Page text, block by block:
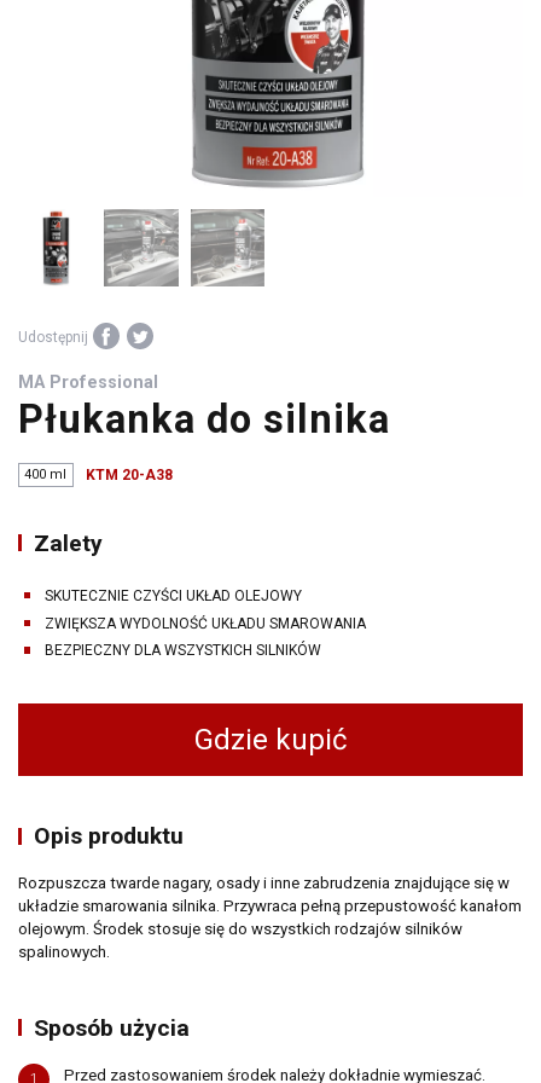
warsztatowe
Udostępnij
MA Professional
Płukanka do silnika
400 ml KTM 20-A38
Zalety
SKUTECZNIE CZYŚCI UKŁAD OLEJOWY
ZWIĘKSZA WYDOLNOŚĆ UKŁADU SMAROWANIA
BEZPIECZNY DLA WSZYSTKICH SILNIKÓW
Gdzie kupić
Opis produktu
Rozpuszcza twarde nagary, osady i inne zabrudzenia znajdujące się w
układzie smarowania silnika. Przywraca pełną przepustowość kanałom
olejowym. Środek stosuje się do wszystkich rodzajów silników
spalinowych.
Sposób użycia
1
Przed zastosowaniem środek należy dokładnie wymieszać.